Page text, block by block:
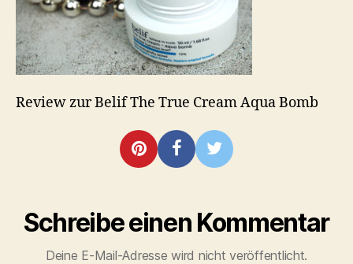
Review zur Belif The True Cream Aqua Bomb
Schreibe einen Kommentar
Deine E-Mail-Adresse wird nicht veröffentlicht.